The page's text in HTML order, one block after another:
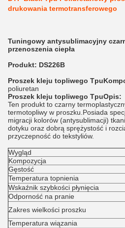
drukowania termotransferowego
Tuningowy antysublimacyjny
przenoszenia ciepła
Produkt: DS226B
Proszek kleju topliwego Tpu
poliuretan
Proszek kleju topliwego TpuOpis:
Ten produkt to czarny
termotopliwy w proszku.Posiada
migracji kolorów (antysublimacji)
dotyku oraz dobrą sprężystość i
przyczepność do tekstyliów.
Wygląd
Kompozycja
Gęstość
Temperatura topnienia
Wskaźnik szybkości płynięcia
Odporność na pranie
Zakres wielkości proszku
Temperatura wiązania